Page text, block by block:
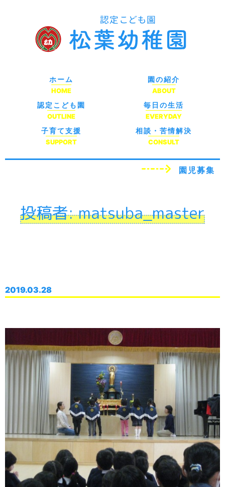
ホーム
HOME
園の紹介
ABOUT
認定こども園
OUTLINE
毎日の生活
EVERYDAY
子育て支援
SUPPORT
相談・苦情解決
CONSULT
園児募集
投稿者:matsuba_master
2019.03.28